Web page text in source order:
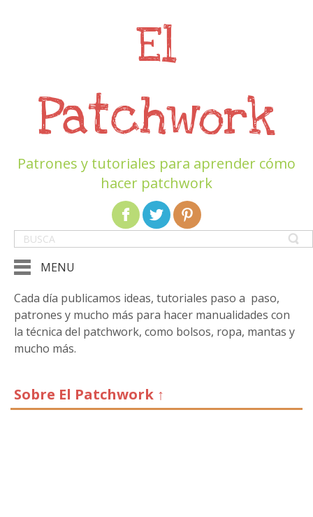
El
Patchwork
Patrones y tutoriales para aprender cómo
hacer patchwork
MENU
Cada día publicamos ideas, tutoriales paso a paso,
patrones y mucho más para hacer manualidades con
la técnica del patchwork, como bolsos, ropa, mantas y
mucho más.
Sobre El Patchwork ↑